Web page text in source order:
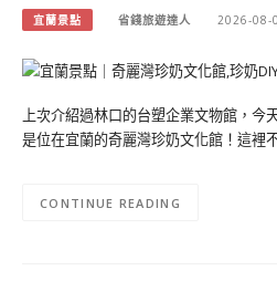
宜蘭景點 省錢旅遊達人 2026-08-
上次介紹過林口的台塑企業文物館，今
是位在宜蘭的奇麗灣珍奶文化館！這裡
CONTINUE READING